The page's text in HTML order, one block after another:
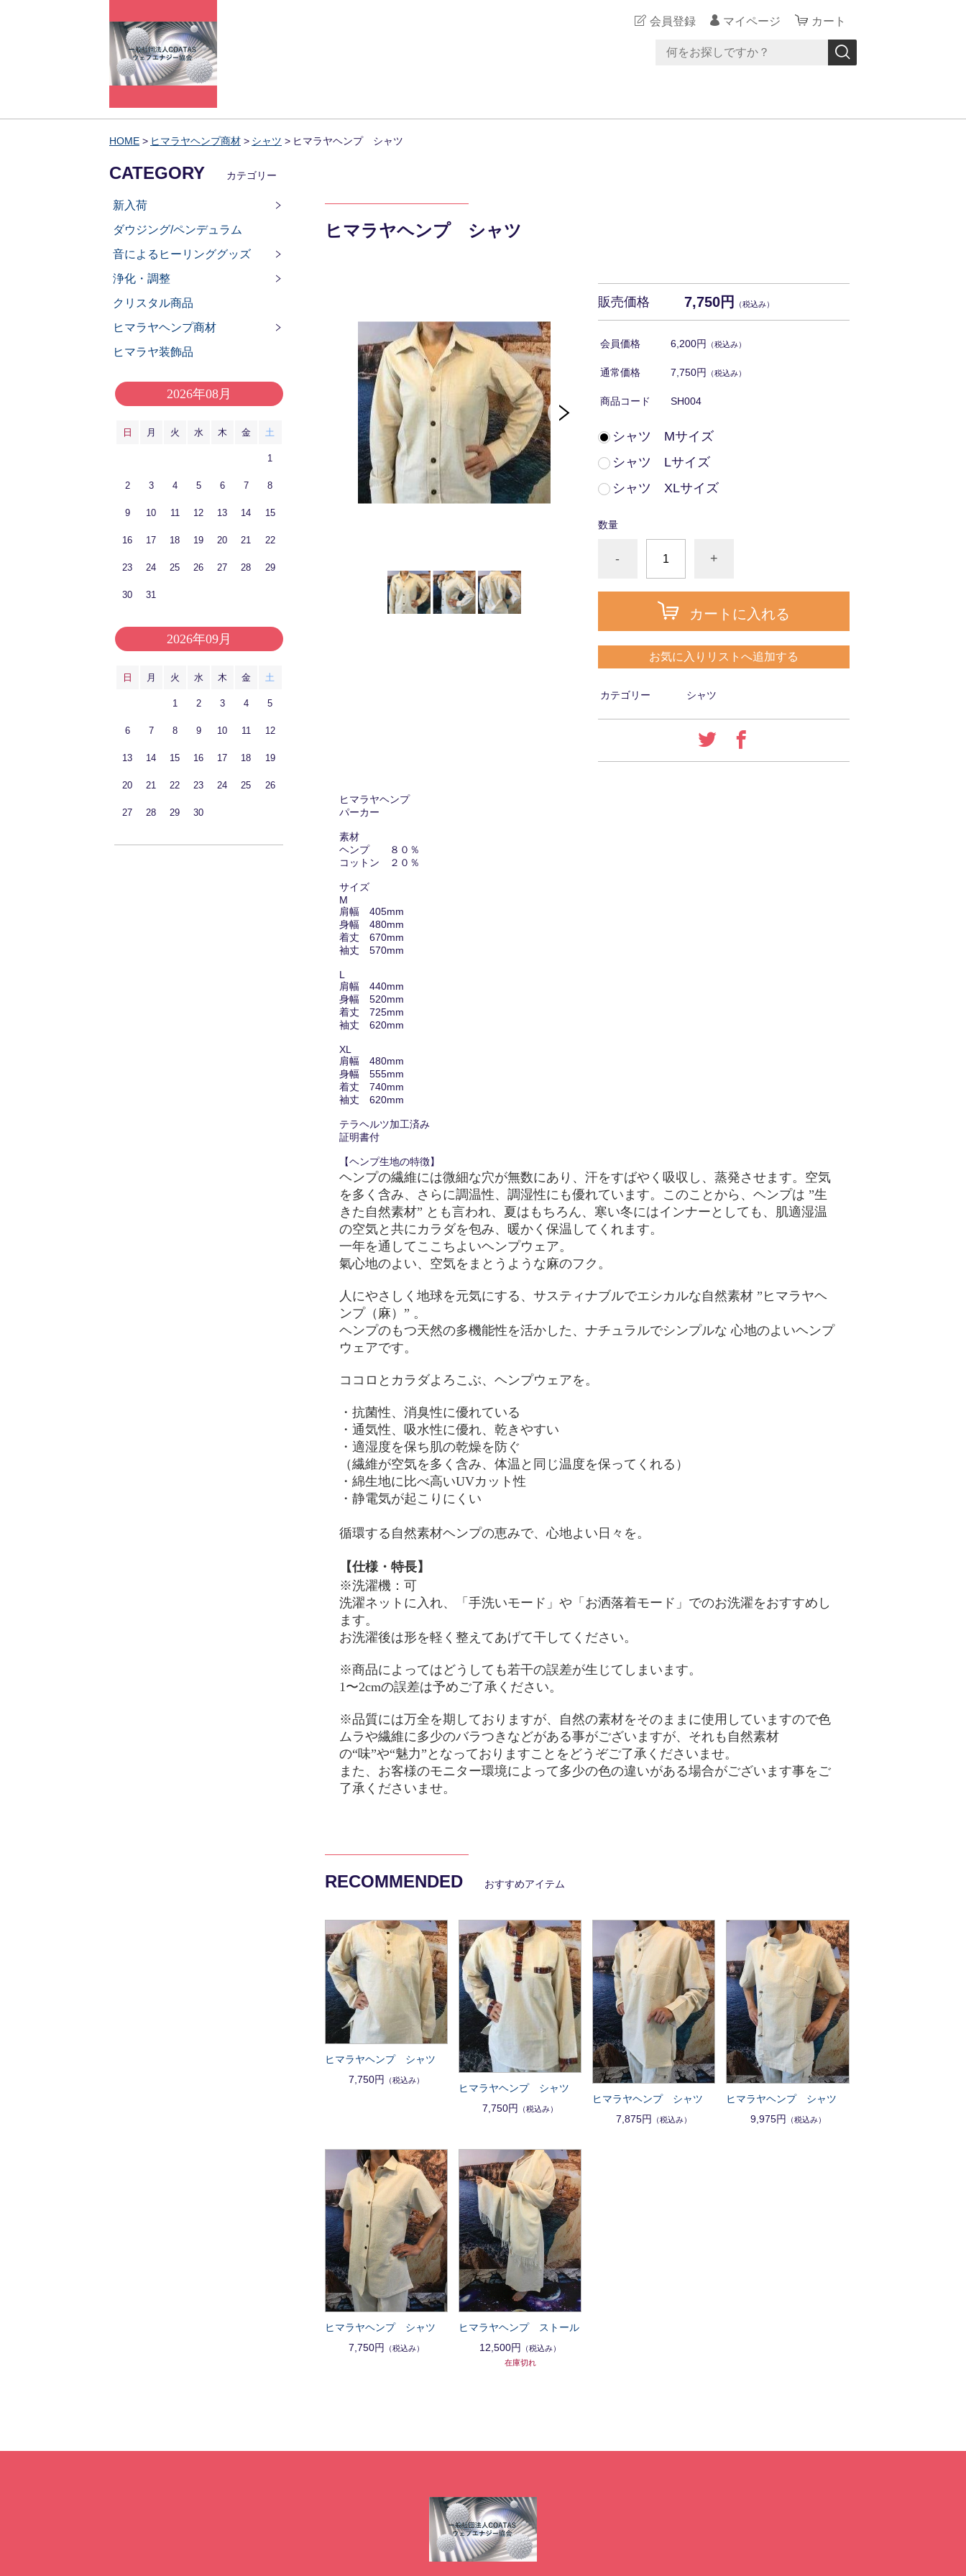
会員登録 マイページ カート
HOME ヒマラヤヘンプ商材 シャツ ヒマラヤヘンプ シャツ
ヒマラヤヘンプ シャツ
販売価格 7,750円 （税込み）
会員価格 6,200円 （税込み）
通常価格 7,750円 （税込み）
商品コード SH004
シャツ Mサイズ
シャツ Lサイズ
シャツ XLサイズ
数量
- +
カートに入れる
お気に入りリストへ追加する
カテゴリー シャツ
ヒマラヤヘンプ
パーカー
素材
ヘンプ ８０％
コットン ２０％
サイズ
M
肩幅 405mm
身幅 480mm
着丈 670mm
袖丈 570mm
L
肩幅 440mm
身幅 520mm
着丈 725mm
袖丈 620mm
XL
肩幅 480mm
身幅 555mm
着丈 740mm
袖丈 620mm
テラヘルツ加工済み
証明書付
【ヘンプ生地の特徴】
ヘンプの繊維には微細な穴が無数にあり、汗をすばやく吸収し、蒸発させます。空気
を多く含み、さらに調温性、調湿性にも優れています。このことから、ヘンプは ”生
きた自然素材” とも言われ、夏はもちろん、寒い冬にはインナーとしても、肌適湿温
の空気と共にカラダを包み、暖かく保温してくれます。
一年を通してここちよいヘンプウェア。
氣心地のよい、空気をまとうような麻のフク。
人にやさしく地球を元気にする、サスティナブルでエシカルな自然素材 ”ヒマラヤヘ
ンプ（麻）” 。
ヘンプのもつ天然の多機能性を活かした、ナチュラルでシンプルな 心地のよいヘンプ
ウェアです。
ココロとカラダよろこぶ、ヘンプウェアを。
・抗菌性、消臭性に優れている
・通気性、吸水性に優れ、乾きやすい
・適湿度を保ち肌の乾燥を防ぐ
（繊維が空気を多く含み、体温と同じ温度を保ってくれる）
・綿生地に比べ高いUVカット性
・静電気が起こりにくい
循環する自然素材ヘンプの恵みで、心地よい日々を。
【仕様・特長】
※洗濯機：可
洗濯ネットに入れ、「手洗いモード」や「お洒落着モード」でのお洗濯をおすすめし
ます。
お洗濯後は形を軽く整えてあげて干してください。
※商品によってはどうしても若干の誤差が生じてしまいます。
1〜2cmの誤差は予めご了承ください。
※品質には万全を期しておりますが、自然の素材をそのままに使用していますので色
ムラや繊維に多少のバラつきなどがある事がございますが、それも自然素材
の“味”や“魅力”となっておりますことをどうぞご了承くださいませ。
また、お客様のモニター環境によって多少の色の違いがある場合がございます事をご
了承くださいませ。
RECOMMENDED おすすめアイテム
ヒマラヤヘンプ シャツ
7,750円
（税込み）
ヒマラヤヘンプ シャツ
7,750円
（税込み）
ヒマラヤヘンプ シャツ
7,875円
（税込み）
ヒマラヤヘンプ シャツ
9,975円
（税込み）
ヒマラヤヘンプ シャツ
7,750円
（税込み）
ヒマラヤヘンプ ストール
12,500円
（税込み）
在庫切れ
CATEGORY カテゴリー
新入荷
ダウジング/ペンデュラム
音によるヒーリンググッズ
浄化・調整
クリスタル商品
ヒマラヤヘンプ商材
ヒマラヤ装飾品
2026年08月
日 月 火 水 木 金 土
1
2 3 4 5 6 7 8
9 10 11 12 13 14 15
16 17 18 19 20 21 22
23 24 25 26 27 28 29
30 31
2026年09月
日 月 火 水 木 金 土
1 2 3 4 5
6 7 8 9 10 11 12
13 14 15 16 17 18 19
20 21 22 23 24 25 26
27 28 29 30